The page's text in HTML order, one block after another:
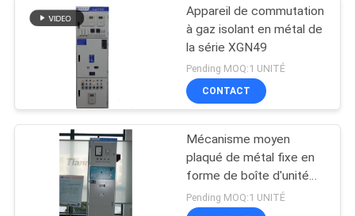
Appareil de commutation
à gaz isolant en métal de
la série XGN49
Pending MOQ:1 UNITÉ
CONTACT
Mécanisme moyen
plaqué de métal fixe en
forme de boîte d'unité
principale d'anneau de
Cabinet de tension à C.A.
Pending MOQ:1 UNITÉ